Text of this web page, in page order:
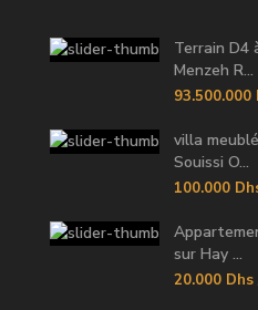
Terrain D4
Menzeh R...
93.500.000
villa
Souissi O...
100.000
sur Hay ...
20.000 Dhs